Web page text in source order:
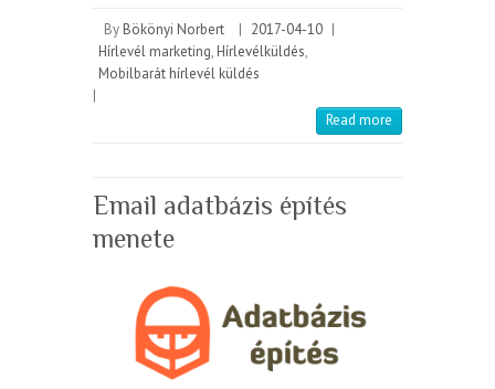
By Bökönyi Norbert | 2017-04-10 |
Hírlevél marketing, Hírlevélküldés,
Mobilbarát hírlevél küldés
|
Read more
Email adatbázis építés
menete